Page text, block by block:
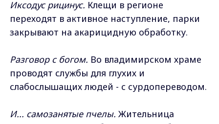
Иксодус рицинус. Клещи в регионе
переходят в активное наступление, парки
закрывают на акарицидную обработку.
Разговор с богом. Во владимирском храме
проводят службы для глухих и
слабослышащих людей - с сурдопереводом.
И... самозанятые пчелы. Жительница